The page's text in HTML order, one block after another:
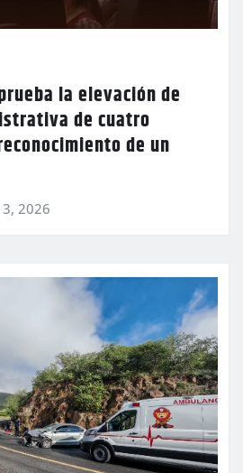
la elevación de
de cuatro
de un
2026